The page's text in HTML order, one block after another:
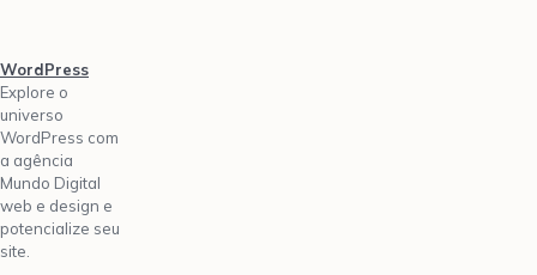
WordPress
Explore o
universo
WordPress com
a agência
Mundo Digital
web e design e
potencialize seu
site.